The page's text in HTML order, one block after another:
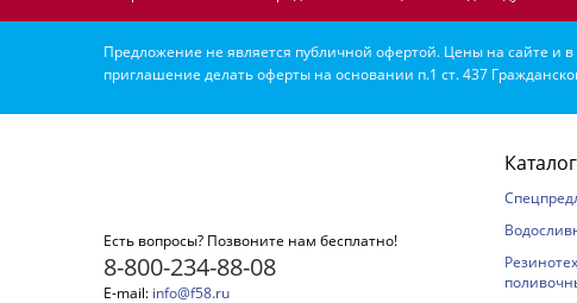
Предложение не является публичной офертой. Цены на сайте и
приглашение делать оферты на основании п.1 ст. 437
Есть вопросы? Позвоните нам бесплатно!
8-800-234-88-08
E-mail: info@f58.ru
Каталог